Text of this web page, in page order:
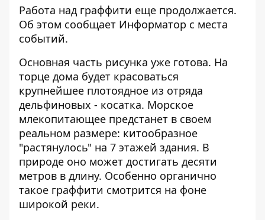
Работа над граффити еще продолжается.
Об этом сообщает Информатор с места
событий.
Основная часть рисунка уже готова. На
торце дома будет красоваться
крупнейшее плотоядное из отряда
дельфиновых - косатка. Морское
млекопитающее предстанет в своем
реальном размере: китообразное
"растянулось" на 7 этажей здания. В
природе оно может достигать десяти
метров в длину. Особенно органично
такое граффити смотрится на фоне
широкой реки.